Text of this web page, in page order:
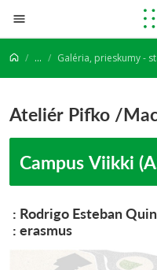
Prejsť na obsah
... Galéria, prieskumy -
Ateliér Pifko /
Campus Viikki
: Rodrigo Esteban
: erasmus